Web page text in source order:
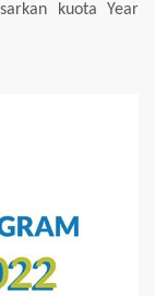
kuota Year